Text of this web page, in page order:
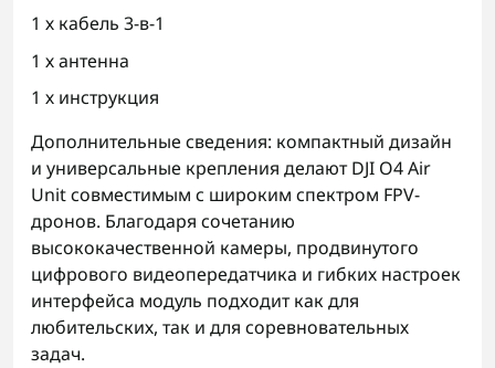
1 х кабель 3-в-1
1 х антенна
1 х инструкция
Дополнительные сведения: компактный дизайн
и универсальные крепления делают DJI O4 Air
Unit совместимым с широким спектром FPV-
дронов. Благодаря сочетанию
высококачественной камеры, продвинутого
цифрового видеопередатчика и гибких настроек
интерфейса модуль подходит как для
любительских, так и для соревновательных
задач.